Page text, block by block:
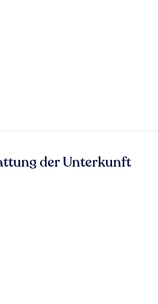
der Unterkunft